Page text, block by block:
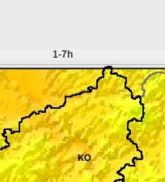
1-7h